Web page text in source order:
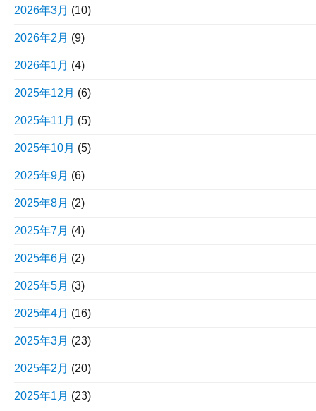
2026年3月 (10)
2026年2月 (9)
2026年1月 (4)
2025年12月 (6)
2025年11月 (5)
2025年10月 (5)
2025年9月 (6)
2025年8月 (2)
2025年7月 (4)
2025年6月 (2)
2025年5月 (3)
2025年4月 (16)
2025年3月 (23)
2025年2月 (20)
2025年1月 (23)